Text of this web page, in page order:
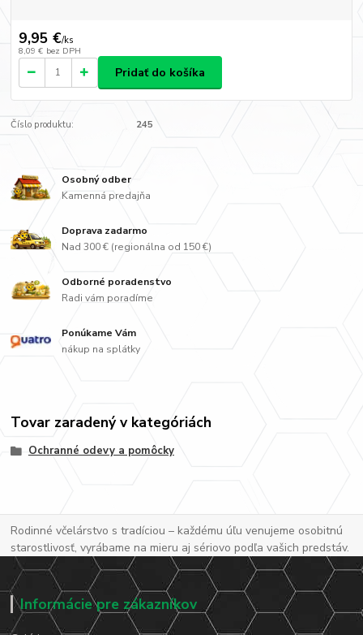
9,95 €/ks
8,09 € bez DPH
Pridať do košíka
Číslo produktu: 245
Osobný odber
Kamenná predajňa
Doprava zadarmo
Nad 300 € (regionálna od 150 €)
Odborné poradenstvo
Radi vám poradíme
Ponúkame Vám
nákup na splátky
Tovar zaradený v kategóriách
Ochranné odevy a pomôcky
Rodinné včelárstvo s tradíciou – každému úľu venujeme osobitnú
starostlivosť, vyrábame na mieru aj sériovo podľa vašich predstáv.
Informácie pre zákazníkov